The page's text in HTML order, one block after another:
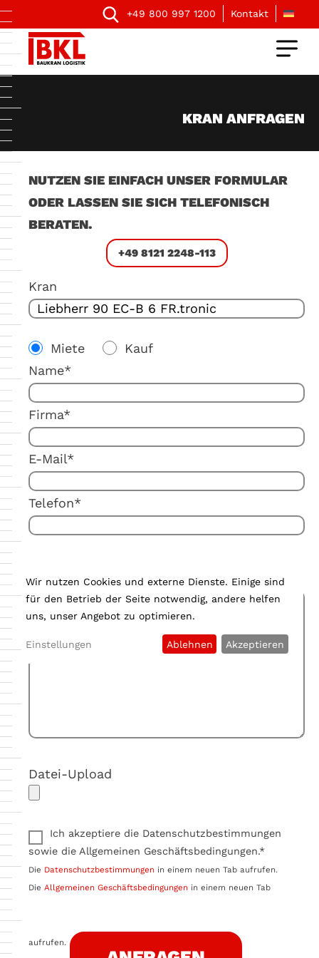
+49 800 997 1200 Kontakt
KRAN ANFRAGEN
NUTZEN SIE EINFACH UNSER FORMULAR
ODER LASSEN SIE SICH TELEFONISCH
BERATEN.
+49 8121 2248-113
Kran
Miete
Kauf
Name*
Firma*
E-Mail*
Telefon*
Ihre Anmerkung:
Datei-Upload
Ich akzeptiere die Datenschutzbestimmungen
sowie die Allgemeinen Geschäftsbedingungen.*
Die Datenschutzbestimmungen in einem neuen Tab aufrufen.
Die Allgemeinen Geschäftsbedingungen in einem neuen Tab
aufrufen.
Wir nutzen Cookies und externe Dienste. Einige sind
für den Betrieb der Seite notwendig, andere helfen
uns, unser Angebot zu optimieren.
Einstellungen Ablehnen Akzeptieren